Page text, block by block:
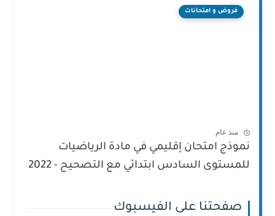
فروض و امتحانات
منذ عام
نموذج امتحان إقليمي في مادة الرياضيات
للمستوى السادس ابتدائي مع التصحيح - 2022
صفحتنا على الفيسبوك